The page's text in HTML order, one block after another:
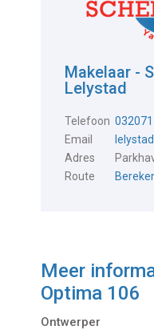
Makelaar -
Lelystad
Telefoon
Email
Adres
Route
Meer
Optima 106
Ontwerper